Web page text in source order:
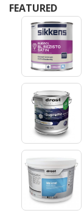
FEATURED